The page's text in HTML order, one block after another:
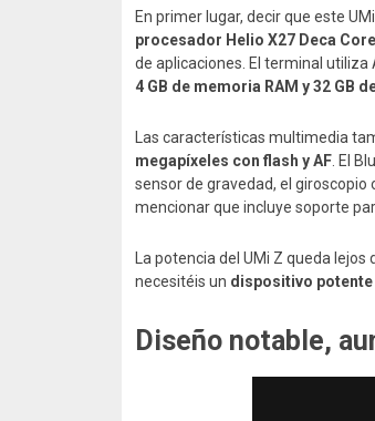
En primer lugar, decir que este
procesador Helio X27 Deca
de aplicaciones. El terminal
4 GB de memoria RAM y 32 GB
Las características multimedia
megapíxeles con flash y AF . El
sensor de gravedad, el
mencionar que incluye soporte
La potencia del UMi Z queda
necesitéis un dispositivo potente
Diseño notable,